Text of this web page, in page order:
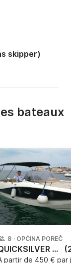
skipper)
bateaux
8 · OPĆINA POREČ
QUICKSILVER - 755
partir de 450 € par